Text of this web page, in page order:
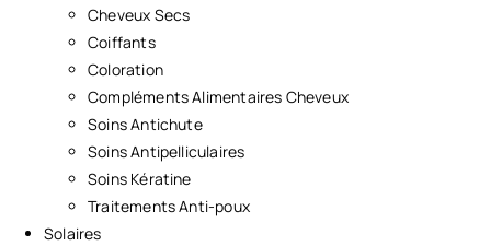
Cheveux Secs
Coiffants
Coloration
Compléments Alimentaires Cheveux
Soins Antichute
Soins Antipelliculaires
Soins Kératine
Traitements Anti-poux
Solaires